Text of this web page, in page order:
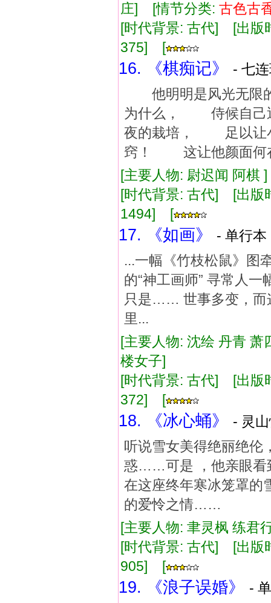
庄] [情节分类: 古色古
[时代背景: 古代] [出
375] [
16. 《棋痴记》
- 七
他明明是风光无限
为什么， 侍候自己
夜的栽培， 足以让
窍！ 这让他颜面何在
[主要人物: 尉迟闻 阿
[时代背景: 古代] [出
1494] [
17. 《如画》
- 单行
...一幅《竹枝松鼠》图
的“神工画师” 寻常人
只是…… 世事多变，而
里...
[主要人物: 沈绘 丹青
楼女子]
[时代背景: 古代] [出
372] [
18. 《冰心蛹》
- 灵
听说雪女美得绝丽绝伦
惑……可是 ，他亲眼看
在这座终年寒冰笼罩的
的爱怜之情……
[主要人物: 聿灵枫 练
[时代背景: 古代] [出
905] [
19. 《浪子误婚》
-